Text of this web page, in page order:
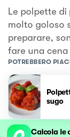
Le polpette di
molto goloso
preparare,
fare una cena
POTREBBERO
sugo
Calcola le